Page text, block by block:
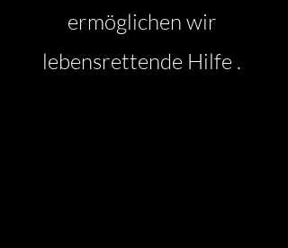
ermöglichen wir
lebensrettende Hilfe .​​